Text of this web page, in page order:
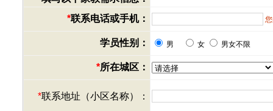
*联系电话或手机：
学员性别： 男 女 男女不限
*所在城区：
*联系地址（小区名称）：